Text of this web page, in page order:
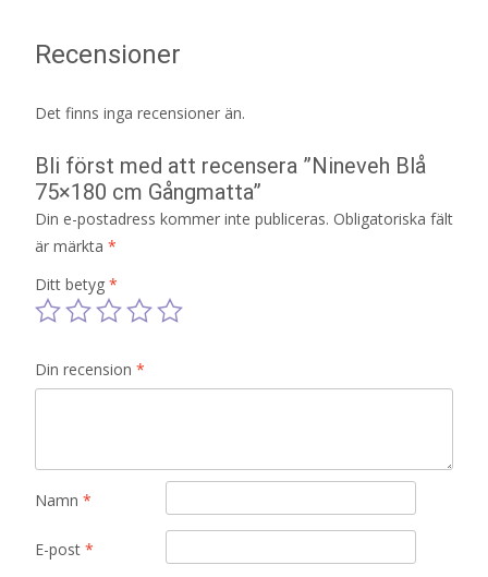
Recensioner
Det finns inga recensioner än.
Bli först med att recensera ”Nineveh Blå
75×180 cm Gångmatta”
Din e-postadress kommer inte publiceras. Obligatoriska fält
är märkta *
Ditt betyg *
Din recension *
Namn *
E-post *